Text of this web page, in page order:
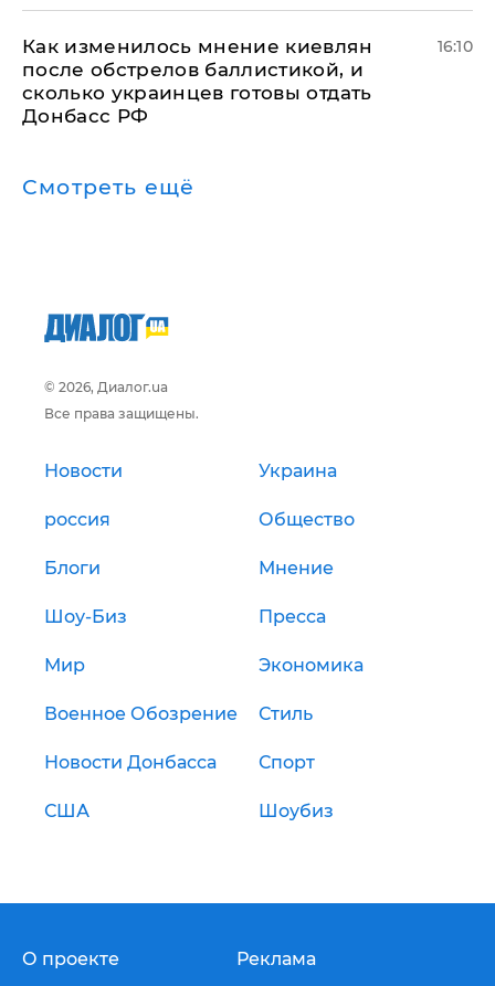
Как изменилось мнение киевлян
после обстрелов баллистикой, и
сколько украинцев готовы отдать
Донбасс РФ
16:10
Смотреть ещё
© 2026, Диалог.ua
Все права защищены.
Новости Украина
россия Общество
Блоги Мнение
Шоу-Биз Пресса
Мир Экономика
Военное Обозрение Стиль
Новости Донбасса Спорт
США Шоубиз
О проекте Реклама